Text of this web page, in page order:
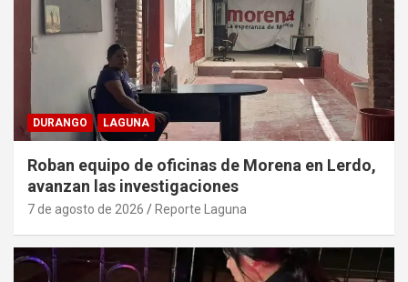
DURANGO LAGUNA
Roban equipo de oficinas de Morena en Lerdo,
avanzan las investigaciones
7 de agosto de 2026 Reporte Laguna